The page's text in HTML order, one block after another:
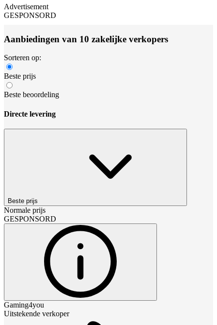
Advertisement
GESPONSORD
Aanbiedingen van 10 zakelijke verkopers
Sorteren op:
Beste prijs
Beste beoordeling
Directe levering
Beste prijs
Normale prijs
GESPONSORD
Gaming4you
Uitstekende verkoper